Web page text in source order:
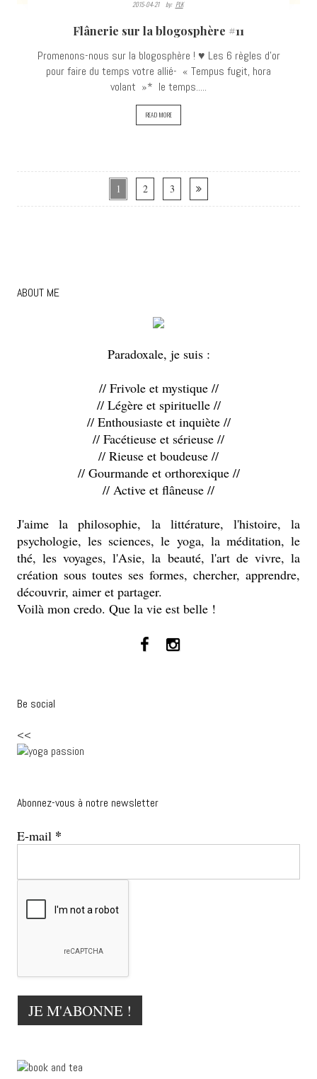
2015-04-21 By: PLK
Flânerie sur la blogosphère #11
Promenons-nous sur la blogosphère ! ♥ Les 6 règles d’or
pour faire du temps votre allié- « Tempus fugit, hora
volant »* le temps.....
READ MORE
1 2 3
ABOUT ME
Paradoxale, je suis :
// Frivole et mystique //
// Légère et spirituelle //
// Enthousiaste et inquiète //
// Facétieuse et sérieuse //
// Rieuse et boudeuse //
// Gourmande et orthorexique //
// Active et flâneuse //
J'aime la philosophie, la littérature, l'histoire, la
psychologie, les sciences, le yoga, la méditation, le
thé, les voyages, l'Asie, la beauté, l'art de vivre, la
création sous toutes ses formes, chercher, apprendre,
découvrir, aimer et partager.
Voilà mon credo. Que la vie est belle !
Be social
<<
Abonnez-vous à notre newsletter
E-mail *